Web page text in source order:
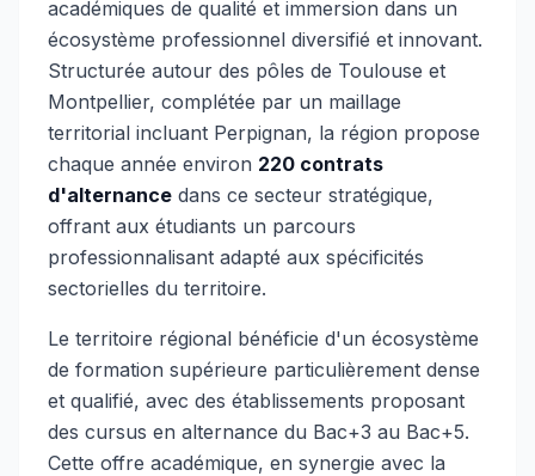
académiques de qualité et immersion dans un
écosystème professionnel diversifié et innovant.
Structurée autour des pôles de Toulouse et
Montpellier, complétée par un maillage
territorial incluant Perpignan, la région propose
chaque année environ 220 contrats
d'alternance dans ce secteur stratégique,
offrant aux étudiants un parcours
professionnalisant adapté aux spécificités
sectorielles du territoire.
Le territoire régional bénéficie d'un écosystème
de formation supérieure particulièrement dense
et qualifié, avec des établissements proposant
des cursus en alternance du Bac+3 au Bac+5.
Cette offre académique, en synergie avec la